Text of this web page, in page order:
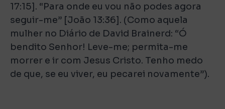
17:15]. “Para onde eu vou não podes agora
seguir-me” [João 13:36]. (Como aquela
mulher no Diário de David Brainerd: “Ó
bendito Senhor! Leve-me; permita-me
morrer e ir com Jesus Cristo. Tenho medo
de que, se eu viver, eu pecarei novamente”).